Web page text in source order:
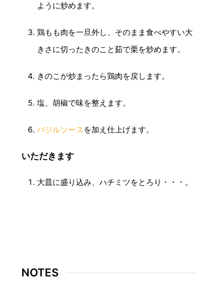
ように炒めます。
鶏もも肉を一旦外し、そのまま食べやすい大
きさに切ったきのこと茹で栗を炒めます。
きのこが炒まったら鶏肉を戻します。
塩、胡椒で味を整えます。
バジルソース を加え仕上げます。
いただきます
大皿に盛り込み、ハチミツをとろり・・・。
NOTES